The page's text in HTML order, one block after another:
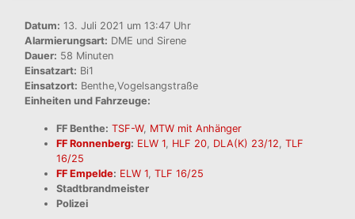
Datum: 13. Juli 2021 um 13:47 Uhr
Alarmierungsart: DME und Sirene
Dauer: 58 Minuten
Einsatzart: Bi1
Einsatzort: Benthe,Vogelsangstraße
Einheiten und Fahrzeuge:
FF Benthe: TSF-W, MTW mit Anhänger
FF Ronnenberg: ELW 1, HLF 20, DLA(K) 23/12, TLF
16/25
FF Empelde: ELW 1, TLF 16/25
Stadtbrandmeister
Polizei